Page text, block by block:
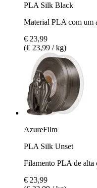
PLA Silk Black
Material PLA com um
€ 23,99
(€ 23,99 / kg)
AzureFilm
PLA Silk Unset
Filamento PLA de alta
€ 23,99